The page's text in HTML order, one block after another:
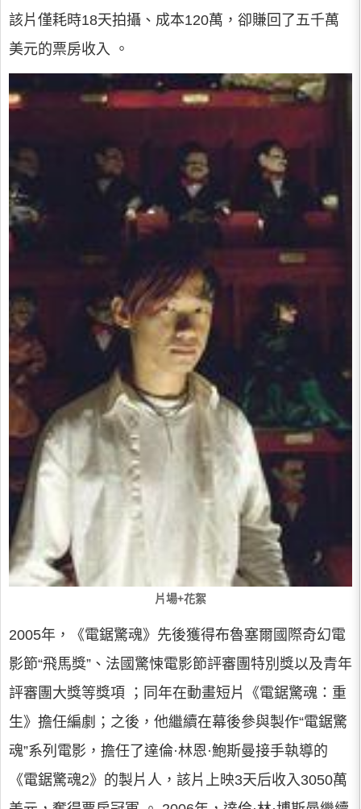
該片僅耗時18天拍攝、成本120萬，卻賺回了五千萬
美元的票房收入 。
片場+花絮
2005年，《電鋸驚魂》先後獲得布魯塞爾國際奇幻電
影節“飛馬獎”、法國驚悚電影節評審團特別獎以及青年
評審團大獎等獎項 ；同年在動畫短片《電鋸驚魂：重
生》擔任編劇；之後，他繼續在幕後參與製作“電鋸驚
魂”系列電影，擔任了達倫·林恩·鮑斯曼接手執導的
《電鋸驚魂2》的製片人，該片上映3天后收入3050萬